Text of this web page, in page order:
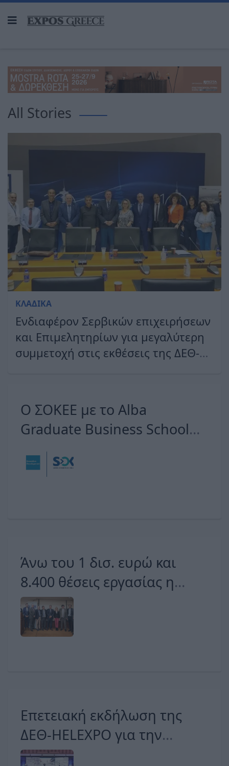
All Stories
ΚΛΑΔΙΚΆ
Ενδιαφέρον Σερβικών επιχειρήσεων
και Επιμελητηρίων για μεγαλύτερη
συμμετοχή στις εκθέσεις της ΔΕΘ-
Ο ΣΟΚΕΕ με το Alba
Graduate Business School
δημιουργούν το Executive
Program in Exhibition and
Άνω του 1 δισ. ευρώ και
8.400 θέσεις εργασίας η
συνολική συμβολή του
εκθεσιακού κλάδου στην
ελληνική οικονομία το 2022
Επετειακή εκδήλωση της
ΔΕΘ-HELEXPO για την
δεκαετία 2013-2023